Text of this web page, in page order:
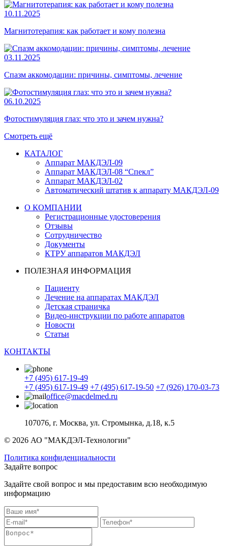
10.11.2025
Магнитотерапия: как работает и кому полезна
03.11.2025
Спазм аккомодации: причины, симптомы, лечение
06.10.2025
Фотостимуляция глаз: что это и зачем нужна?
Смотреть ещё
КАТАЛОГ
Аппарат МАКДЭЛ-09
Аппарат МАКДЭЛ-08 “Спекл”
Аппарат МАКДЭЛ-02
Автоматический штатив к аппарату МАКДЭЛ-09
О КОМПАНИИ
Регистрационные удостоверения
Отзывы
Сотрудничество
Документы
КТРУ аппаратов МАКДЭЛ
ПОЛЕЗНАЯ ИНФОРМАЦИЯ
Пациенту
Лечение на аппаратах МАКДЭЛ
Детская страничка
Видео-инструкции по работе аппаратов
Новости
Статьи
КОНТАКТЫ
+7 (495) 617-19-49
+7 (495) 617-19-49 +7 (495) 617-19-50 +7 (926) 170-03-73
office@macdelmed.ru
107076, г. Москва, ул. Стромынка, д.18, к.5
© 2026 АО "МАКДЭЛ-Технологии"
Политика конфиденциальности
Задайте вопрос
Задайте свой вопрос и мы предоставим всю необходимую
информацию